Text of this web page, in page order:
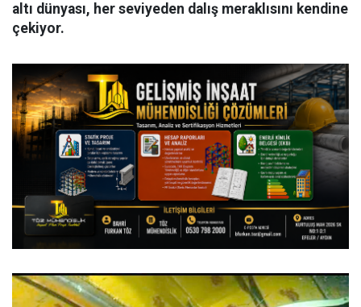
altı dünyası, her seviyeden dalış meraklısını kendine
çekiyor.